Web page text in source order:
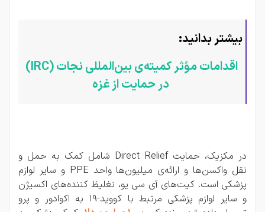
بیشتر بدانید:
اقدامات مؤثر کمیته‌ی بین‌المللی نجات (IRC)
در حمایت از غزه
در مکزیک، حمایت Direct Relief شامل کمک به حمل و
نقل واکسن‌ها و ارائه‌ی میلیون‌ها واحد PPE و سایر لوازم
پزشکی است. کیت‌های آی سی یو، تغلیظ کننده‌های اکسیژن
و سایر لوازم پزشکی مرتبط با کووید-19 به اکوادور و پرو